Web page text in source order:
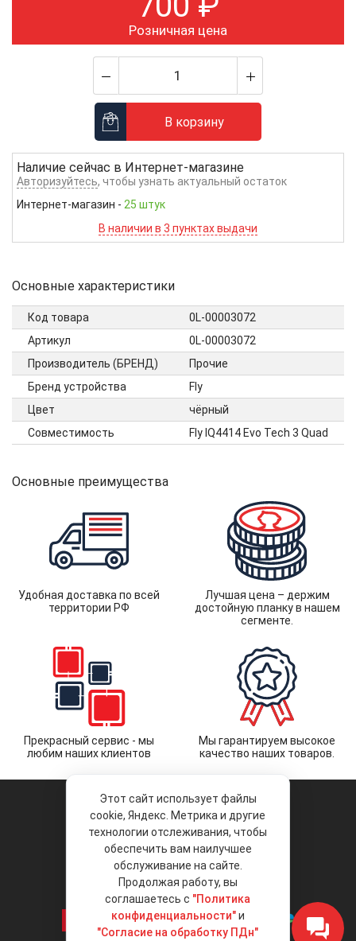
Розничная цена
В корзину
Наличие сейчас в Интернет-магазине
Авторизуйтесь, чтобы узнать актуальный остаток
Интернет-магазин - 25 штук
В наличии в 3 пунктах выдачи
Основные характеристики
Код товара
0L-00003072
Артикул
0L-00003072
Производитель (БРЕНД)
Прочие
Бренд устройства
Fly
Цвет
чёрный
Совместимость
Fly IQ4414 Evo Tech 3 Quad
Основные преимущества
Удобная доставка по всей
территории РФ
Лучшая цена – держим
достойную планку в нашем
сегменте.
Прекрасный сервис - мы
любим наших клиентов
Мы гарантируем высокое
качество наших товаров.
© 2026 «Liberty Project».
Аксессуары и запчасти оптом.
Положение об обработке и защите
персональных данных
Этот сайт использует файлы
cookie, Яндекс. Метрика и другие
технологии отслеживания, чтобы
обеспечить вам наилучшее
обслуживание на сайте.
Продолжая работу, вы
соглашаетесь с "Политика
конфиденциальности"и
"Согласие на обработку ПДн"